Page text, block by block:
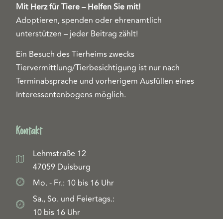
Mit Herz für Tiere – Helfen Sie mit!
Adoptieren, spenden oder ehrenamtlich
unterstützen – jeder Beitrag zählt!
Ein Besuch des Tierheims zwecks
Tiervermittlung/Tierbesichtigung ist nur nach
Terminabsprache und vorherigem Ausfüllen eines
Interessentenbogens möglich.
Kontakt
Lehmstraße 12
47059 Duisburg
Mo. - Fr.: 10 bis 16 Uhr
Sa., So. und Feiertags.:
10 bis 16 Uhr